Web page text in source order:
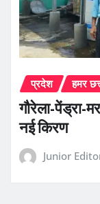
प्रदेश हमर
गौरेला-पेंड्रा-
नई किरण
Junior